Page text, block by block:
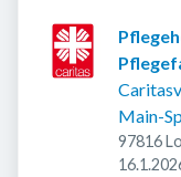
Main-
97816